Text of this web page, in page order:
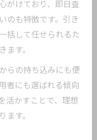
買取相場を把握
種の特徴を紹介
と査定基準の違
取市場動向を解
がけており、即日査
のも特徴です。引き
括して任せられるた
ます。
らの持ち込みにも便
者にも選ばれる傾向
活かすことで、理想
ます。